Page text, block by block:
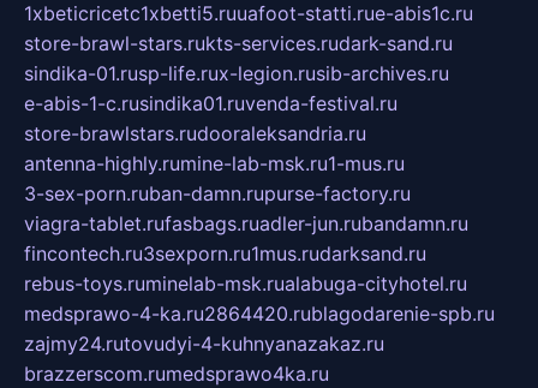
1xbeticricetc1xbetti5.ruuafoot-statti.rue-abis1c.ru
store-brawl-stars.rukts-services.rudark-sand.ru
sindika-01.rusp-life.rux-legion.rusib-archives.ru
e-abis-1-c.rusindika01.ruvenda-festival.ru
store-brawlstars.rudooraleksandria.ru
antenna-highly.rumine-lab-msk.ru1-mus.ru
3-sex-porn.ruban-damn.rupurse-factory.ru
viagra-tablet.rufasbags.ruadler-jun.rubandamn.ru
fincontech.ru3sexporn.ru1mus.rudarksand.ru
rebus-toys.ruminelab-msk.rualabuga-cityhotel.ru
medsprawo-4-ka.ru2864420.rublagodarenie-spb.ru
zajmy24.rutovudyi-4-kuhnyanazakaz.ru
brazzerscom.rumedsprawo4ka.ru